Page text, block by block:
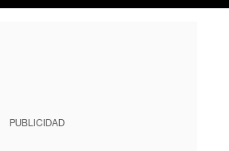
PUBLICIDAD